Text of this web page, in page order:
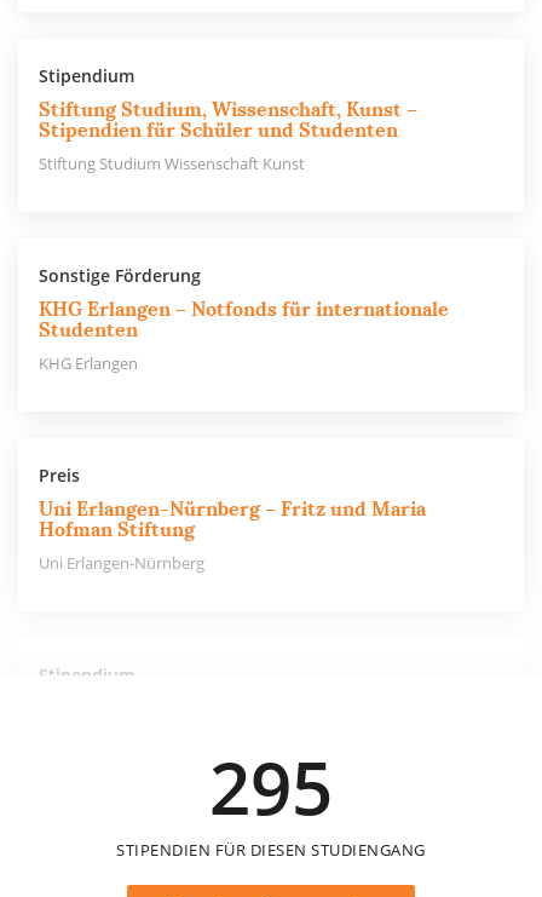
Stipendium
Stiftung Studium, Wissenschaft, Kunst –
Stipendien für Schüler und Studenten
Stiftung Studium Wissenschaft Kunst
Sonstige Förderung
KHG Erlangen – Notfonds für internationale
Studenten
KHG Erlangen
Preis
Uni Erlangen-Nürnberg – Fritz und Maria
Hofman Stiftung
Uni Erlangen-Nürnberg
Stipendium
295
STIPENDIEN FÜR DIESEN STUDIENGANG